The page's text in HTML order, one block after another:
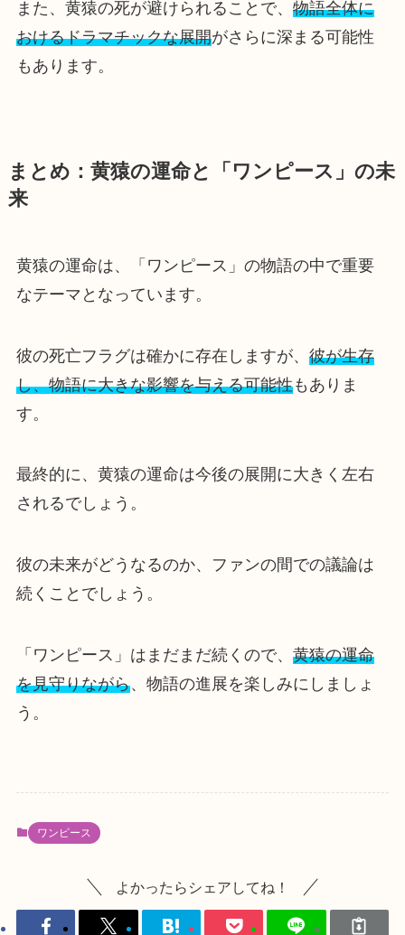
また、黄猿の死が避けられることで、 物語全体に
おけるドラマチックな展開がさらに深まる可能性
もあります。
まとめ：黄猿の運命と「ワンピース」の未
来
黄猿の運命は、「ワンピース」の物語の中で重要
なテーマとなっています。
彼の死亡フラグは確かに存在しますが、 彼が生存
し、物語に大きな影響を与える可能性もありま
す。
最終的に、黄猿の運命は今後の展開に大きく左右
されるでしょう。
彼の未来がどうなるのか、ファンの間での議論は
続くことでしょう。
「ワンピース」はまだまだ続くので、 黄猿の運命
を見守りながら、物語の進展を楽しみにしましょ
う。
ワンピース
よかったらシェアしてね！